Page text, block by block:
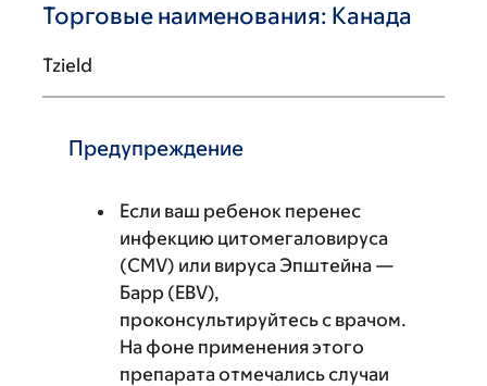
Торговые наименования: Канада
Tzield
Предупреждение
Если ваш ребенок перенес
инфекцию цитомегаловируса
(CMV) или вируса Эпштейна —
Барр (EBV),
проконсультируйтесь с врачом.
На фоне применения этого
препарата отмечались случаи